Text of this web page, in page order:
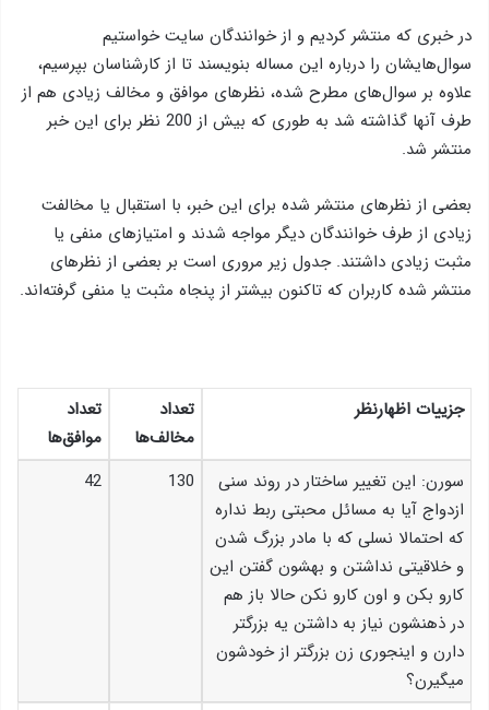
در خبری که منتشر کردیم و از خوانندگان سایت خواستیم
سوال‌هایشان را درباره این مساله بنویسند تا از کارشناسان بپرسیم،
علاوه بر سوال‌های مطرح شده، نظرهای موافق و مخالف زیادی هم از
طرف آنها گذاشته شد به طوری که بیش از 200 نظر برای این خبر
منتشر شد.
بعضی از نظرهای منتشر شده برای این خبر، با استقبال یا مخالفت
زیادی از طرف خوانندگان دیگر مواجه شدند و امتیازهای منفی یا
مثبت زیادی داشتند. جدول زیر مروری است بر بعضی از نظرهای
منتشر شده کاربران که تاکنون بیشتر از پنجاه مثبت یا منفی گرفته‌اند.
جزییات اظهارنظر
تعداد
مخالف‌ها
تعداد
موافق‌ها
سورن: این تغییر ساختار در روند سنی
ازدواج آیا به مسائل محبتی ربط نداره
که احتمالا نسلی که با مادر بزرگ شدن
و خلاقیتی نداشتن و بهشون گفتن این
کارو بکن و اون کارو نکن حالا باز هم
در ذهنشون نیاز به داشتن یه بزرگتر
دارن و اینجوری زن بزرگتر از خودشون
میگیرن؟
130
42